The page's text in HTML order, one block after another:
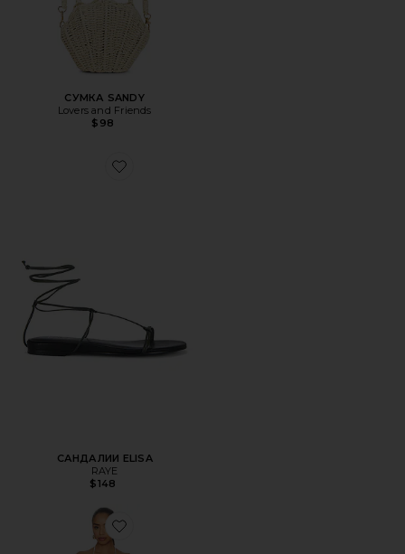
СУМКА SANDY
Lovers and Friends
$98
Favorite САНДАЛИИ ELISA
САНДАЛИИ ELISA
RAYE
$148
Favorite ПЛАТЬЕ ELARANNA